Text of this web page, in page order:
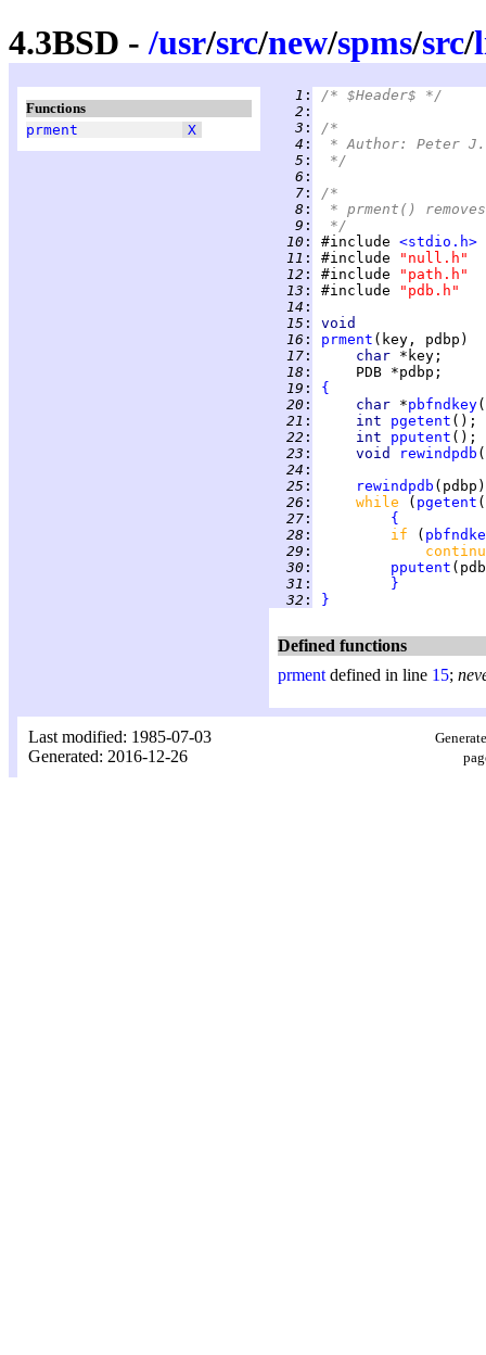
4.3BSD -/usr/src/new/spms/src/
Functions
prment
X
   1
:
/* $Header$ */
   2
:
   3
:
/*
   4
:
* Author: Peter
   5
:
*/
   6
:
   7
:
/*
   8
:
* prment()
   9
:
*/
  10
: #include <stdio.h>
  11
: #include
"null.h"
  12
: #include
"path.h"
  13
: #include
"pdb.h"
  14
:
  15
:
void
  16
: prment
  17
: char
  18
:
PDB
  19
:
{
  20
: char *pbfndkey
  21
: int pgetent
  22
: int pputent
  23
: void rewindpdb
  24
:
  25
:
rewindpdb
  26
: while ( pgetent
  27
:
{
  28
: if (
  29
:
  30
:
pputent
  31
:
}
  32
: }
Defined functions
prment defined in line 15;
Last modified: 1985-07-03
Generated: 2016-12-26